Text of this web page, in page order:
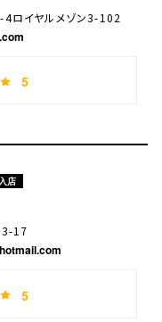
イヤルメゾン3-102
5
店
17
5